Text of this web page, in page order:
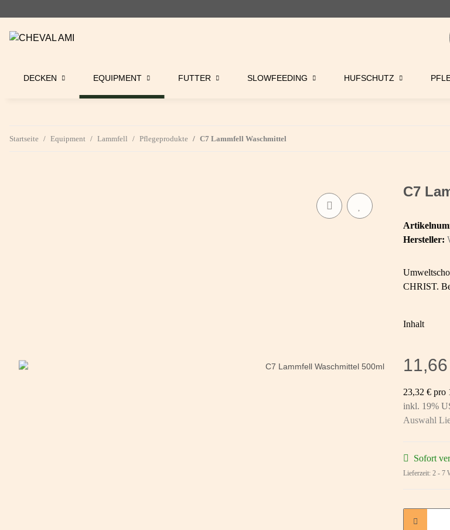
DECKEN EQUIPMENT FUTTER SLOWFEEDING HUFSCHUTZ
Startseite Equipment Lammfell Pflegeprodukte C7 Lammfell Waschmittel
C7
Hersteller:
CHRIST.
Inhalt
23,32 € pro
inkl. 19%
Auswahl
Sofort
Lieferzeit: 2 - 7